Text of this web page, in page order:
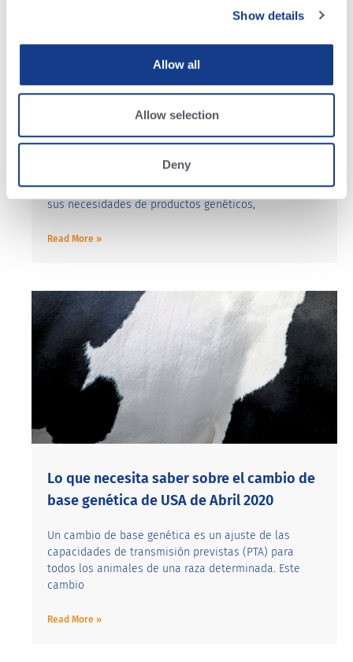
Show details
Allow all
Allow selection
Deny
Nuestro compromiso con usted en medio
estamos volviendo a comprometernos con nuestro
propósito para que podamos continuar satisfaciendo
sus necesidades de productos genéticos,
Read More »
Lo que necesita saber sobre el cambio de
base genética de USA de Abril 2020
Un cambio de base genética es un ajuste de las
capacidades de transmisión previstas (PTA) para
todos los animales de una raza determinada. Este
cambio
Read More »